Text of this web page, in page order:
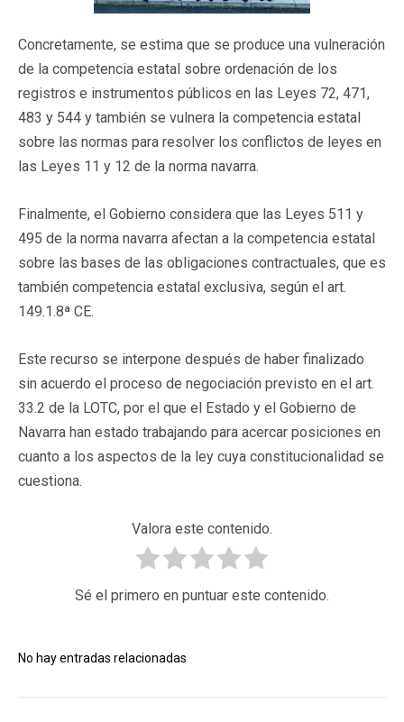
Concretamente, se estima que se produce una vulneración
de la competencia estatal sobre ordenación de los
registros e instrumentos públicos en las Leyes 72, 471,
483 y 544 y también se vulnera la competencia estatal
sobre las normas para resolver los conflictos de leyes en
las Leyes 11 y 12 de la norma navarra.
Finalmente, el Gobierno considera que las Leyes 511 y
495 de la norma navarra afectan a la competencia estatal
sobre las bases de las obligaciones contractuales, que es
también competencia estatal exclusiva, según el art.
149.1.8ª CE.
Este recurso se interpone después de haber finalizado
sin acuerdo el proceso de negociación previsto en el art.
33.2 de la LOTC, por el que el Estado y el Gobierno de
Navarra han estado trabajando para acercar posiciones en
cuanto a los aspectos de la ley cuya constitucionalidad se
cuestiona.
Valora este contenido.
Sé el primero en puntuar este contenido.
No hay entradas relacionadas